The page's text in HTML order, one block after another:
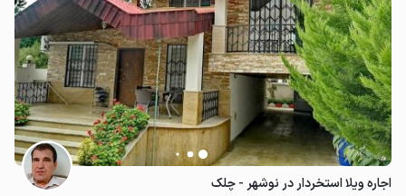
اجاره ویلا استخردار در نوشهر - چلک